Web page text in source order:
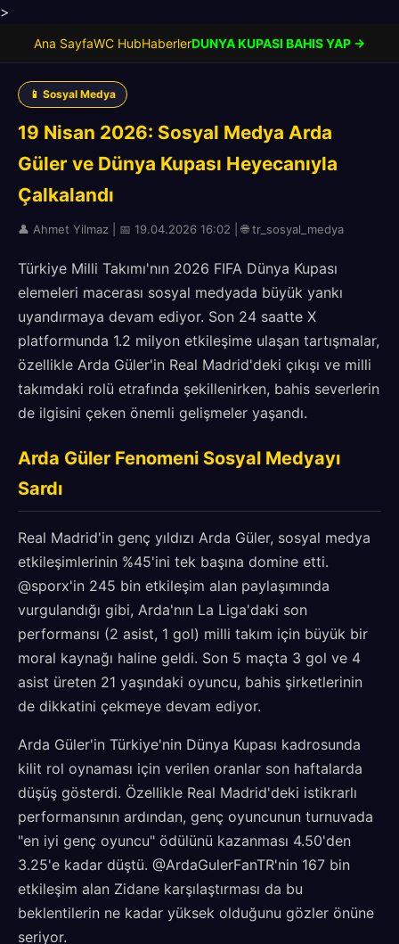
>
Ana SayfaWC HubHaberlerDUNYA KUPASI BAHIS YAP →
📱 Sosyal Medya
19 Nisan 2026: Sosyal Medya Arda
Güler ve Dünya Kupası Heyecanıyla
Çalkalandı
👤 Ahmet Yilmaz | 📅 19.04.2026 16:02 | 🌐 tr_sosyal_medya
Türkiye Milli Takımı'nın 2026 FIFA Dünya Kupası
elemeleri macerası sosyal medyada büyük yankı
uyandırmaya devam ediyor. Son 24 saatte X
platformunda 1.2 milyon etkileşime ulaşan tartışmalar,
özellikle Arda Güler'in Real Madrid'deki çıkışı ve milli
takımdaki rolü etrafında şekillenirken, bahis severlerin
de ilgisini çeken önemli gelişmeler yaşandı.
Arda Güler Fenomeni Sosyal Medyayı
Sardı
Real Madrid'in genç yıldızı Arda Güler, sosyal medya
etkileşimlerinin %45'ini tek başına domine etti.
@sporx'in 245 bin etkileşim alan paylaşımında
vurgulandığı gibi, Arda'nın La Liga'daki son
performansı (2 asist, 1 gol) milli takım için büyük bir
moral kaynağı haline geldi. Son 5 maçta 3 gol ve 4
asist üreten 21 yaşındaki oyuncu, bahis şirketlerinin
de dikkatini çekmeye devam ediyor.
Arda Güler'in Türkiye'nin Dünya Kupası kadrosunda
kilit rol oynaması için verilen oranlar son haftalarda
düşüş gösterdi. Özellikle Real Madrid'deki istikrarlı
performansının ardından, genç oyuncunun turnuvada
"en iyi genç oyuncu" ödülünü kazanması 4.50'den
3.25'e kadar düştü. @ArdaGulerFanTR'nin 167 bin
etkileşim alan Zidane karşılaştırması da bu
beklentilerin ne kadar yüksek olduğunu gözler önüne
seriyor.